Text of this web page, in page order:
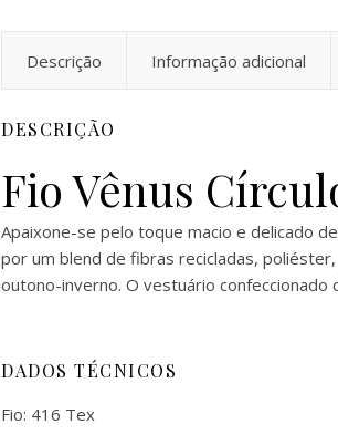
Descrição Informação adicional
DESCRIÇÃO
Fio Vênus
Apaixone-se pelo toque macio e delicado
por um blend de fibras recicladas,
outono-inverno. O vestuário confeccionado
DADOS TÉCNICOS
Fio: 416 Tex